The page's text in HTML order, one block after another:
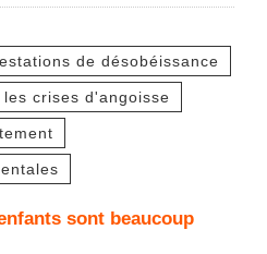
de désobéissance
les crises d'angoisse
sont beaucoup